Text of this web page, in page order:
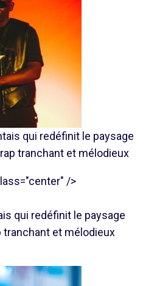
qui redéfinit le paysage
tranchant et mélodieux
/>
qui redéfinit le paysage
tranchant et mélodieux